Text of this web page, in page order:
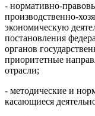
- нормативно-
производственно-
экономическую
постановления
органов
приоритетные
отрасли;
- методические и
касающиеся